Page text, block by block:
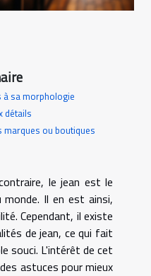
à sa morphologie
détails
marques ou boutiques
le jean est le
Il en est ainsi,
Cependant, il existe
de jean, ce qui fait
souci. L'intérêt de cet
astuces pour mieux